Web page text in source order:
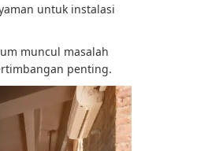
untuk instalasi
muncul masalah
penting.